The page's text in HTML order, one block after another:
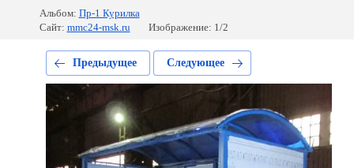
Альбом: Пр-1 Курилка
Сайт: mmc24-msk.ru Изображение: 1/2
Предыдущее Следующее